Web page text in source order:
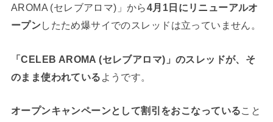
AROMA (セレブアロマ)」から4月1日にリニューアルオ
ープンしたため爆サイでのスレッドは立っていません。
「CELEB AROMA (セレブアロマ)」のスレッドが、そ
のまま使われている ようです。
オープンキャンペーンとして割引をおこなっていること